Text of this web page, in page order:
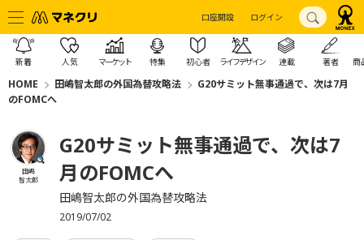
口座開設 ログイン
新着 人気 マーケット 特集 初心者 ライフデザイン 連載 著者 商
HOME 田嶋智太郎の外国為替攻略法
G20サミット無事通過で、次は7月
のFOMCへ
田嶋
智太郎
G20サミット無事通過で、次は7
月のFOMCへ
田嶋智太郎の外国為替攻略法
2019/07/02